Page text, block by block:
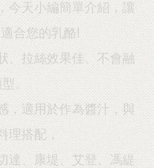
今天小編簡單介紹，讓
合您的乳酪!
、拉絲效果佳、不會融
。
，適用於作為醬汁，與
理搭配，
達、康堤、艾登、馮緹